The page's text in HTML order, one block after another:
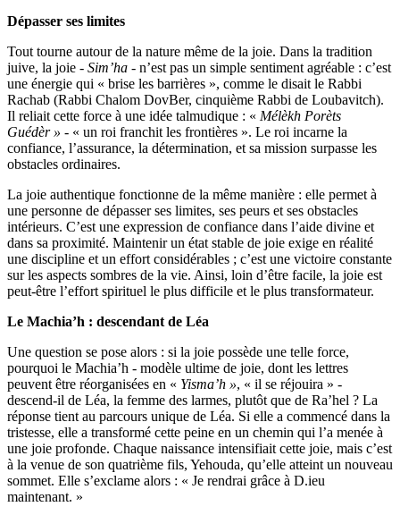
Dépasser ses limites
Tout tourne autour de la nature même de la joie. Dans la tradition
juive, la joie - Sim’ha - n’est pas un simple sentiment agréable : c’est
une énergie qui « brise les barrières », comme le disait le Rabbi
Rachab (Rabbi Chalom DovBer, cinquième Rabbi de Loubavitch).
Il reliait cette force à une idée talmudique : « Mélèkh Porèts
Guédèr » - « un roi franchit les frontières ». Le roi incarne la
confiance, l’assurance, la détermination, et sa mission surpasse les
obstacles ordinaires.
La joie authentique fonctionne de la même manière : elle permet à
une personne de dépasser ses limites, ses peurs et ses obstacles
intérieurs. C’est une expression de confiance dans l’aide divine et
dans sa proximité. Maintenir un état stable de joie exige en réalité
une discipline et un effort considérables ; c’est une victoire constante
sur les aspects sombres de la vie. Ainsi, loin d’être facile, la joie est
peut-être l’effort spirituel le plus difficile et le plus transformateur.
Le Machia’h : descendant de Léa
Une question se pose alors : si la joie possède une telle force,
pourquoi le Machia’h - modèle ultime de joie, dont les lettres
peuvent être réorganisées en « Yisma’h », « il se réjouira » -
descend-il de Léa, la femme des larmes, plutôt que de Ra’hel ? La
réponse tient au parcours unique de Léa. Si elle a commencé dans la
tristesse, elle a transformé cette peine en un chemin qui l’a menée à
une joie profonde. Chaque naissance intensifiait cette joie, mais c’est
à la venue de son quatrième fils, Yehouda, qu’elle atteint un nouveau
sommet. Elle s’exclame alors : « Je rendrai grâce à D.ieu
maintenant. »